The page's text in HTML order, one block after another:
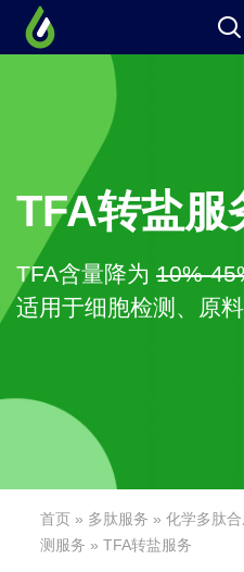
TFA转盐服
TFA含量降为 10%-
适用于细胞检测、原
首页 » 多肽服务 »化学多肽
测服务 » TFA转盐服务